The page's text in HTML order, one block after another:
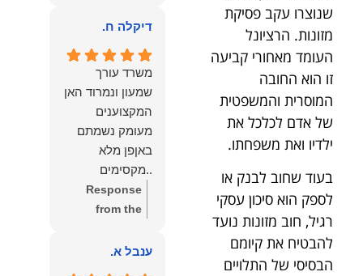
שנוצרו עקב פסיקת
מזונות. הרציונל
העומד מאחורי קביעה
זו הוא החובה
המוסרית והמשפטית
של אדם לכלכל את
ילדיו ואת משפחתו.
בעוד שחוב לבנק או
לספק הוא סיכון עסקי
רגיל, חוב מזונות נועד
להבטיח את קיומם
הבסיסי של התלויים
דיקלה ח.
משרד עורך
שמעון ונמרוד האן
המקצוענים
מעומק נשמתם
באןפן מלא
..מקסימים
ונעימים אוזן
קשבת, ונונתנים
מלא ואמיתי..שפו
Response
from the
רבה על המילים
ענבל א.